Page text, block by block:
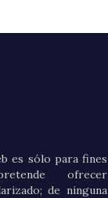
es sólo para fines
ofrecer
de ninguna